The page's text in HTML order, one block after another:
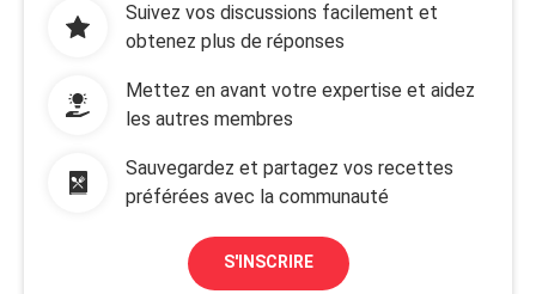
Suivez vos discussions facilement et
obtenez plus de réponses
Mettez en avant votre expertise et aidez
les autres membres
Sauvegardez et partagez vos recettes
préférées avec la communauté
S'INSCRIRE